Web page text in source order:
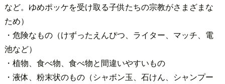
など。ゆめポッケを受け取る子供たちの宗教がさまざまな
ため）
・危険なもの（けずったえんぴつ、ライター、マッチ、電
池など）
・植物、食べ物、食べ物と間違いやすいもの
・液体、粉末状のもの（シャボン玉、石けん、シャンプー